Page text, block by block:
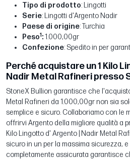
Tipo di prodotto: Lingotti
Serie: Lingotti d'Argento Nadir
Paese di origine: Turchia
Peso1: 1.000,00gr
Confezione: Spedito in per
Perché acquistare un 1 Kilo
Nadir Metal Rafineri presso
StoneX Bullion garantisce che
Metal Rafineri da 1.000,00gr non sia
semplice e sicuro. Collaboriamo con le
offrirvi Argento della migliore qualità a
Kilo Lingotto d' Argento | Nadir Metal
sicuro in un per la massima sicurezza,
completamente assicurata garantisce